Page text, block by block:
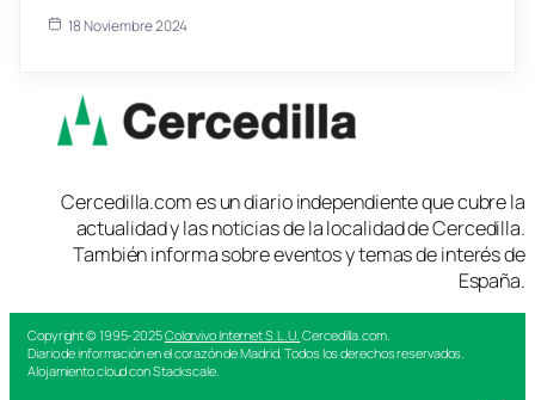
18 Noviembre 2024
Cercedilla.com es un diario independiente que cubre la
actualidad y las noticias de la localidad de Cercedilla.
También informa sobre eventos y temas de interés de
España.
Copyright © 1995-2025Colorvivo Internet S.L.U. Cercedilla.com.
Diario de información en el corazón de Madrid. Todos los derechos reservados.
Alojamiento cloud con Stackscale.